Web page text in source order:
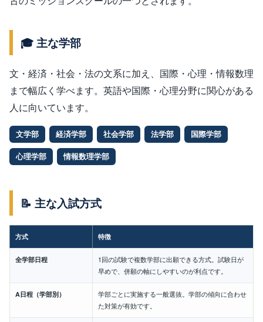
🎓 主な学部
文・経済・社会・法の文系に加え、国際・心理・情報数理
まで幅広く学べます。英語や国際・心理分野に関心がある
人に向いています。
文学部 経済学部 社会学部 法学部 国際学部
心理学部 情報数理学部
📝 主な入試方式
方式 特徴
全学部日程
1回の試験で複数学部に出願できる方式。試験日が
早めで、併願の軸にしやすいのが利点です。
A日程（学部別）
学部ごとに実施する一般選抜。学部の傾向に合わせ
た対策が有効です。